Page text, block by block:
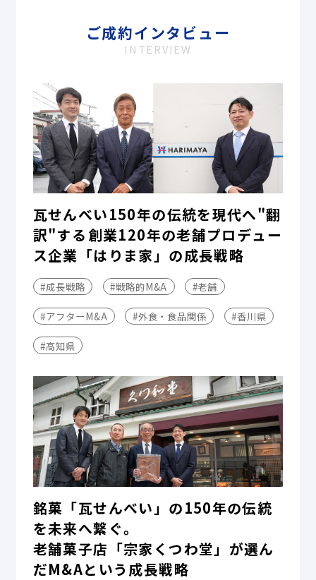
ご成約インタビュー
INTERVIEW
瓦せんべい150年の伝統を現代へ"翻
訳"する――創業120年の老舗プロデュー
ス企業「はりま家」の成長戦略
#成長戦略 #戦略的M&A #老舗
#アフターM&A #外食・食品関係 #香川県
#高知県
銘菓「瓦せんべい」の150年の伝統
を未来へ繋ぐ。
老舗菓子店「宗家くつわ堂」が選ん
だM&Aという成長戦略